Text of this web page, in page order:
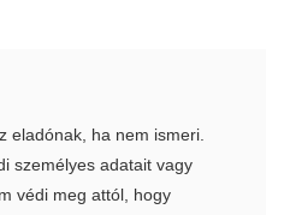
eladónak, ha nem ismeri.
személyes adatait vagy
védi meg attól, hogy